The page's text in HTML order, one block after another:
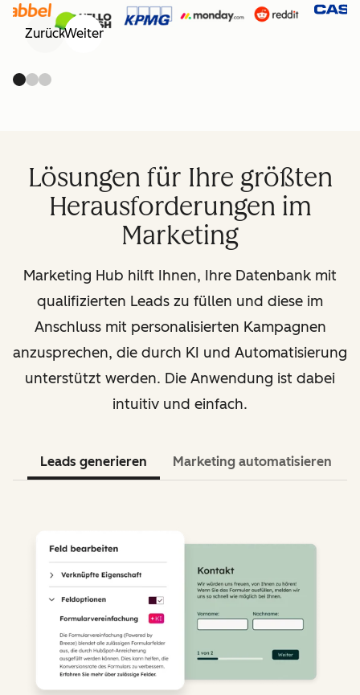
ZurückWeiter
Lösungen für Ihre größten
Herausforderungen im
Marketing
Marketing Hub hilft Ihnen, Ihre Datenbank mit
qualifizierten Leads zu füllen und diese im
Anschluss mit personalisierten Kampagnen
anzusprechen, die durch KI und Automatisierung
unterstützt werden. Die Anwendung ist dabei
intuitiv und einfach.
Leads generieren Marketing automatisieren